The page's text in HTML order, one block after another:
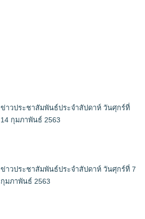
ข่าวประชาสัมพันธ์ประจำสัปดาห์ วันศุกร์ที่
14 กุมภาพันธ์ 2563
ข่าวประชาสัมพันธ์ประจำสัปดาห์ วันศุกร์ที่ 7
กุมภาพันธ์ 2563